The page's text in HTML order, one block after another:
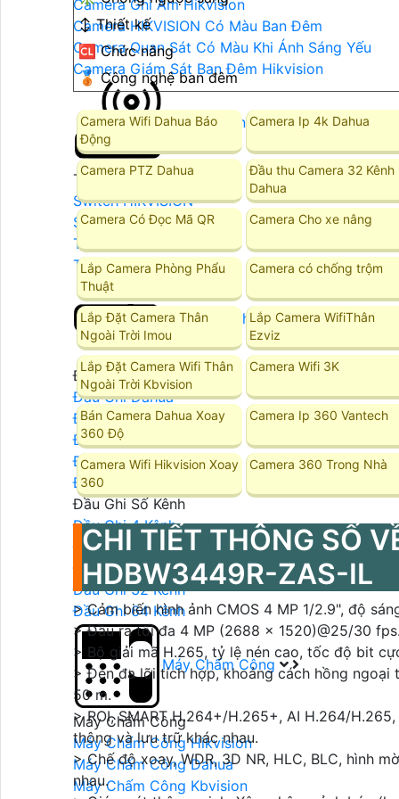
Camera Ghi Âm Hikvision
Camera HIKVISION Có Màu Ban Đêm
Camera Quan Sát Có Màu Khi Ánh Sáng Yếu
Camera Giám Sát Ban Đêm Hikvision
Thiết Bị Mạng
Thiết Bị Mạng
Switch HIKVISION
Switch Dahua
Thiết Bị Mạng Ruijie
Thiết Bị Mạng KBvision
Đầu Ghi Hình
Đầu Ghi Camera
Đầu Ghi Dahua
Đầu Ghi Hikvision
Đầu Ghi Kbvision
Đầu Ghi Vantech
Đầu Ghi Wifi
Đầu Ghi Số Kênh
Đầu Ghi 4 Kênh
Đầu Ghi 8 Kênh
Đầu Ghi 16 Kênh
Đầu Ghi 32 Kênh
Đầu Ghi 64 Kênh
Máy Chấm Công
Máy Chấm Công
Máy Chấm Công Hikvision
Máy Chấm Công Dahua
Máy Chấm Công Kbvision
↕️ Thiết kế
🆑 Chức năng
🥉 Công nghệ ban đêm
Camera Wifi Dahua Báo
Động
Camera Ip 4k Dahua
Camera PTZ Dahua
Đầu thu Camera 32 Kênh
Dahua
Camera Có Đọc Mã QR Camera Cho xe nâng
Lắp Camera Phòng Phẩu
Thuật
Camera có chống trộm
Lắp Đặt Camera Thân
Ngoài Trời Imou
Lắp Camera WifiThân
Ezviz
Lắp Đặt Camera Wifi Thân
Ngoài Trời Kbvision
Camera Wifi 3K
Bán Camera Dahua Xoay
360 Độ
Camera Ip 360 Vantech
Camera Wifi Hikvision Xoay
360
Camera 360 Trong Nhà
CHI TIẾT THÔNG SỐ
HDBW3449R-ZAS-IL
> Cảm biến hình ảnh CMOS 4 MP 1/2.9", độ
> Đầu ra tối đa 4 MP (2688 × 1520)@25/30 fps.
> Bộ giải mã H.265, tỷ lệ nén cao, tốc độ bit
> Đèn đa lõi tích hợp, khoảng cách hồng
50 m.
> ROI, SMART H.264+/H.265+, AI H.264/
thông và lưu trữ khác nhau.
> Chế độ xoay, WDR, 3D NR, HLC, BLC, hình
nhau.